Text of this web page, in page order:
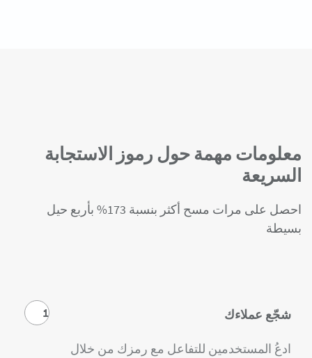
معلومات مهمة حول رموز الاستجابة
السريعة
احصل على مرات مسح أكثر بنسبة 173% بأربع حيل
بسيطة
1 شجّع عملاءك
ادعُ المستخدمين للتفاعل مع رمزك من خلال